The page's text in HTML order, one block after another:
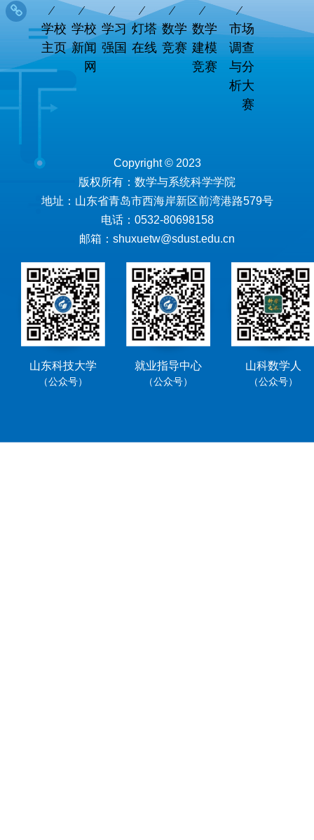
学校
主页
学校
新闻
网
学习
强国
灯塔
在线
数学
竞赛
数学
建模
竞赛
市场
调查
与分
析大
赛
Copyright © 2023
版权所有：数学与系统科学学院
地址：山东省青岛市西海岸新区前湾港路579号
电话：0532-80698158
邮箱：shuxuetw@sdust.edu.cn
山东科技大学
（公众号）
就业指导中心
（公众号）
山科数学人
（公众号）